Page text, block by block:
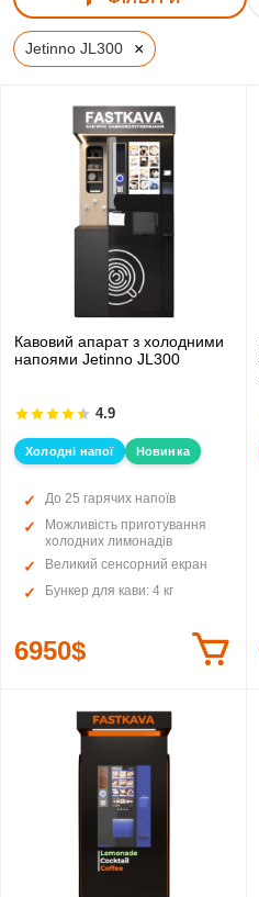
Jetinno JL300 ×
Кавовий апарат з холодними
напоями Jetinno JL300
4.9
Холодні напої Новинка
До 25 гарячих напоїв
Можливість приготування
холодних лимонадів
Великий сенсорний екран
Бункер для кави: 4 кг
6950$